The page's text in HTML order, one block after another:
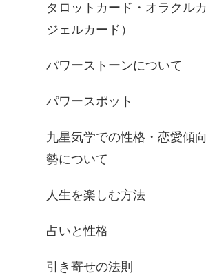
タロットカード・オラクル
ジェルカード）
パワーストーンについて
パワースポット
九星気学での性格・恋愛傾
勢について
人生を楽しむ方法
占いと性格
引き寄せの法則